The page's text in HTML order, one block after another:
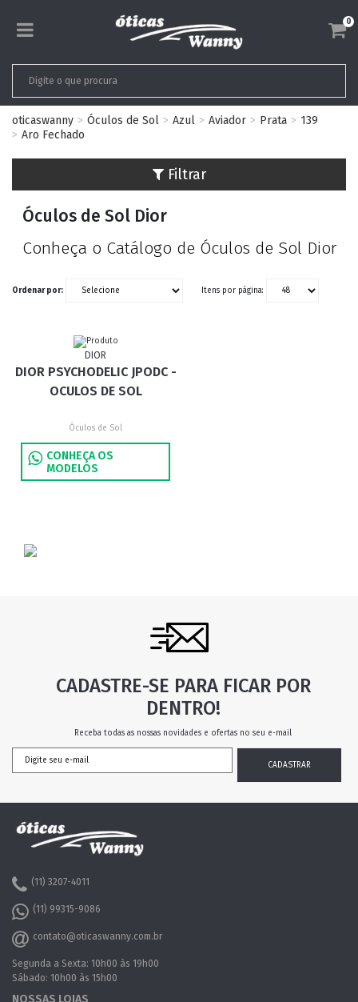
0
oticaswanny Óculos de Sol Azul Aviador Prata
139
Aro Fechado
Filtrar
Óculos de Sol Dior
Conheça o Catálogo de Óculos de Sol Dior
Ordenar por: Itens por página:
DIOR
DIOR PSYCHODELIC JPODC -
OCULOS DE SOL
Óculos de Sol
CONHEÇA OS
MODELOS
CADASTRE-SE PARA FICAR POR
DENTRO!
Receba todas as nossas novidades e ofertas no seu e-mail
(11) 3207-4011
(11) 99315-9086
contato@oticaswanny.com.br
Segunda a Sexta: 10h00 às 19h00
Sábado: 10h00 às 15h00
NOSSAS LOJAS